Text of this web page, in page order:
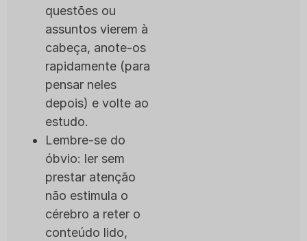
questões ou
assuntos vierem à
cabeça, anote-os
rapidamente (para
pensar neles
depois) e volte ao
estudo.
Lembre-se do
óbvio: ler sem
prestar atenção
não estimula o
cérebro a reter o
conteúdo lido,